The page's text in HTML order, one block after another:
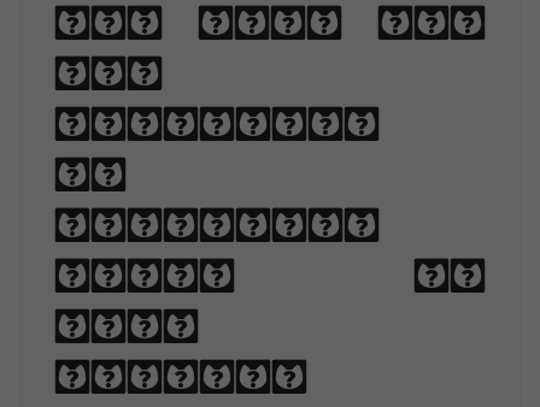
is the art
and
technique
of
arranging
type to
make
written